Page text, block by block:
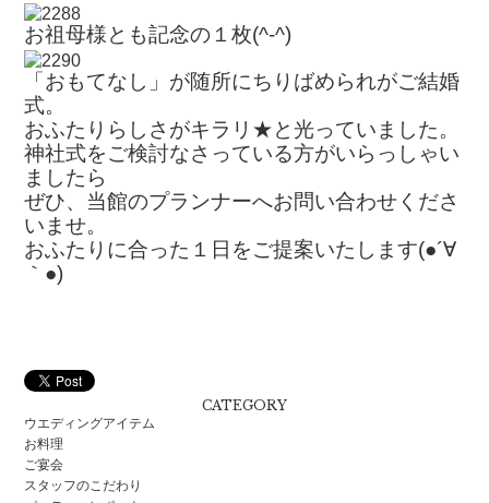
お祖母様とも記念の１枚(^-^)
「おもてなし」が随所にちりばめられがご結婚
式。
おふたりらしさがキラリ★と光っていました。
神社式をご検討なさっている方がいらっしゃい
ましたら
ぜひ、当館のプランナーへお問い合わせくださ
いませ。
おふたりに合った１日をご提案いたします(●´∀
｀●)
CATEGORY
ウエディングアイテム
お料理
ご宴会
スタッフのこだわり